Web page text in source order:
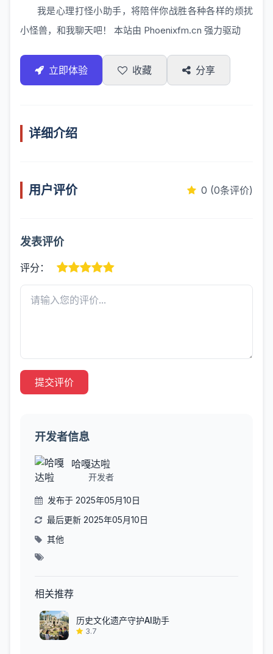
我是心理打怪小助手，将陪伴你战胜各种各样的烦扰
小怪兽，和我聊天吧！ 本站由 Phoenixfm.cn 强力驱动
立即体验 收藏 分享
详细介绍
用户评价 0 (0条评价)
发表评价
评分：
提交评价
开发者信息
哈嘎达啦
开发者
发布于 2025年05月10日
最后更新 2025年05月10日
其他
相关推荐
历史文化遗产守护AI助手
3.7